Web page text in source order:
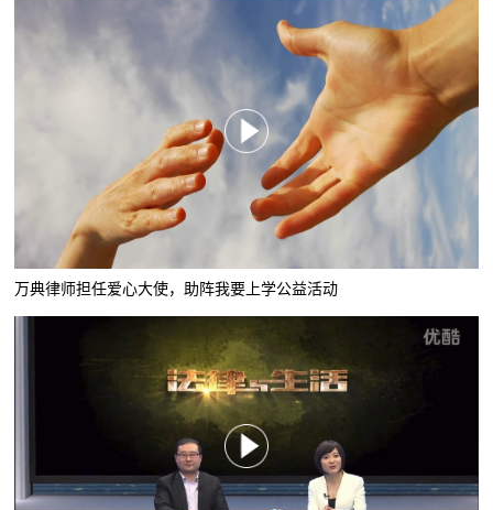
万典律师担任爱心大使，助阵我要上学公益活动